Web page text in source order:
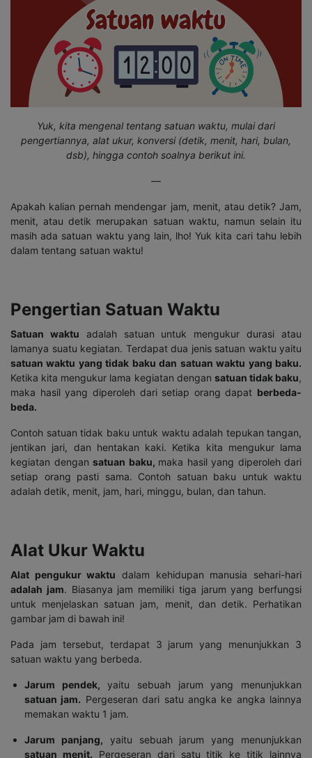
Yuk, kita mengenal tentang satuan waktu, mulai dari
pengertiannya, alat ukur, konversi (detik, menit, hari, bulan,
dsb), hingga contoh soalnya berikut ini.
—
Apakah kalian pernah mendengar jam, menit, atau detik? Jam,
menit, atau detik merupakan satuan waktu, namun selain itu
masih ada satuan waktu yang lain, lho! Yuk kita cari tahu lebih
dalam tentang satuan waktu!
Pengertian Satuan Waktu
Satuan waktu
adalah satuan untuk mengukur durasi atau
lamanya suatu kegiatan. Terdapat dua jenis satuan waktu yaitu
satuan waktu yang tidak baku dan satuan waktu yang baku.
Ketika kita mengukur lama kegiatan dengan satuan tidak baku,
maka hasil yang diperoleh dari setiap orang dapat berbeda-
beda.
Contoh satuan tidak baku untuk waktu adalah tepukan tangan,
jentikan jari, dan hentakan kaki. Ketika kita mengukur lama
kegiatan dengan satuan baku, maka hasil yang diperoleh dari
setiap orang pasti sama. Contoh satuan baku untuk waktu
adalah detik, menit, jam, hari, minggu, bulan, dan tahun.
Alat Ukur Waktu
Alat pengukur waktu dalam kehidupan manusia sehari-hari
adalah jam. Biasanya jam memiliki tiga jarum yang berfungsi
untuk menjelaskan satuan jam, menit, dan detik. Perhatikan
gambar jam di bawah ini!
Pada jam tersebut, terdapat 3 jarum yang menunjukkan 3
satuan waktu yang berbeda.
Jarum pendek,
yaitu sebuah jarum yang menunjukkan
satuan jam. Pergeseran dari satu angka ke angka lainnya
memakan waktu 1 jam.
Jarum panjang,
yaitu sebuah jarum yang menunjukkan
satuan menit.
Pergeseran dari satu titik ke titik lainnya